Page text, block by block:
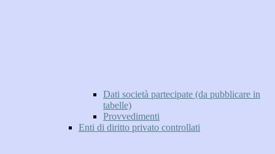
Dati società partecipate (da pubblicare in
tabelle)
Provvedimenti
Enti di diritto privato controllati